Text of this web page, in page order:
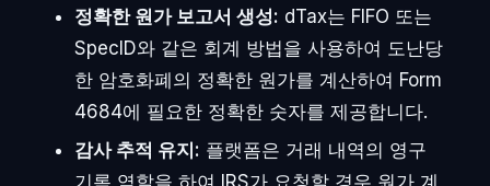
정확한 원가 보고서 생성: dTax는 FIFO 또는
SpecID와 같은 회계 방법을 사용하여 도난당
한 암호화폐의 정확한 원가를 계산하여 Form
4684에 필요한 정확한 숫자를 제공합니다.
감사 추적 유지: 플랫폼은 거래 내역의 영구